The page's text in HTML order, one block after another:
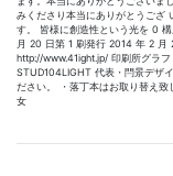
みくださり本当にありがとうござ
す。 皆様に創造性という光を 0
月 20 日第 1 刷発行 2014 年 2 月
http://www.41ight.jp/ 印刷所グラ
STUD104LIGHT 代表・閂景デザ
ださい。 ・落丁本はお取り替え
女